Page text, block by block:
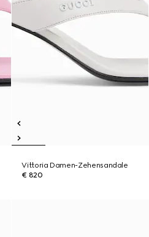
Vittoria Damen-Zehensandale
€ 820